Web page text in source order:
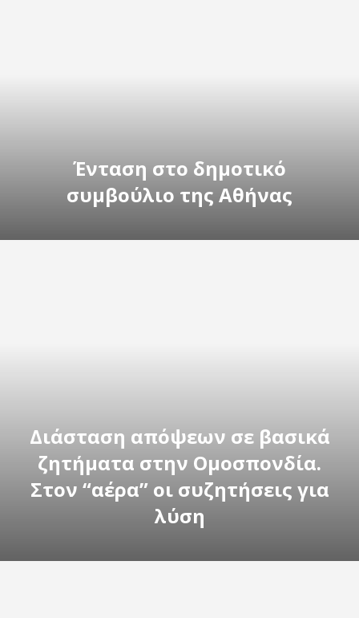
Ένταση στο δημοτικό
συμβούλιο της Αθήνας
Διάσταση απόψεων σε βασικά
ζητήματα στην Ομοσπονδία.
Στον “αέρα” οι συζητήσεις για
λύση